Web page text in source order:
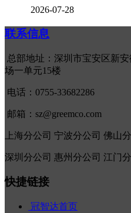
2026-07-28
联系信息
总部地址：深圳市宝安区新
场一单元15楼
电话：0755-33682286
邮箱：sz@greemco.com
上海分公司 宁波分公司 佛山
深圳分公司 惠州分公司 江门
快捷链接
冠智达首页